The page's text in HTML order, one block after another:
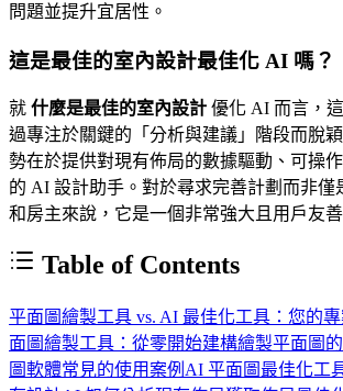
問題並提升宜居性。
這是最佳的室內設計最佳化 AI 嗎？
就 什麼是最佳的室內設計 優化 AI 而言，
過專注於關鍵的「分析與建議」階段而脫
勢在於提供對現有佈局的數據驅動、可操
的 AI 設計助手。對於尋求完善計劃而非僅
和房主來說，它是一個非常強大且用戶友善
Table of Contents
平面圖繪製工具 vs. AI 最佳化工具：您的
面圖繪製工具：從零開始建構繪製平面圖
圖軟體常見的使用案例 AI 平面圖最佳化工